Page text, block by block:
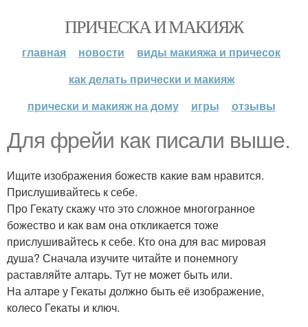
ПРИЧЕСКА И МАКИЯЖ
главная новости
виды макияжа и причесок
как делать прически и макияж
прически и макияж на дому
игры отзывы
Для фрейи как писали выше.
Ищите изображения божеств какие вам нравится.
Прислушивайтесь к себе.
Про Гекату скажу что это сложное многогранное
божество и как вам она откликается тоже
прислушивайтесь к себе. Кто она для вас мировая
душа? Сначала изучите читайте и понемногу
раставляйте алтарь. Тут не может быть или.
На алтаре у Гекаты должно быть её изображение,
колесо Гекаты и ключ.